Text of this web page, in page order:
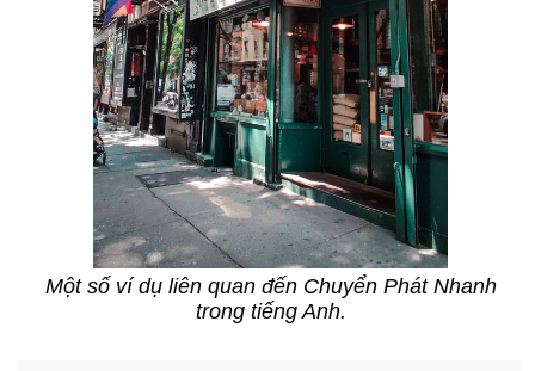
Một số ví dụ liên quan đến Chuyển Phát Nhanh
trong tiếng Anh.